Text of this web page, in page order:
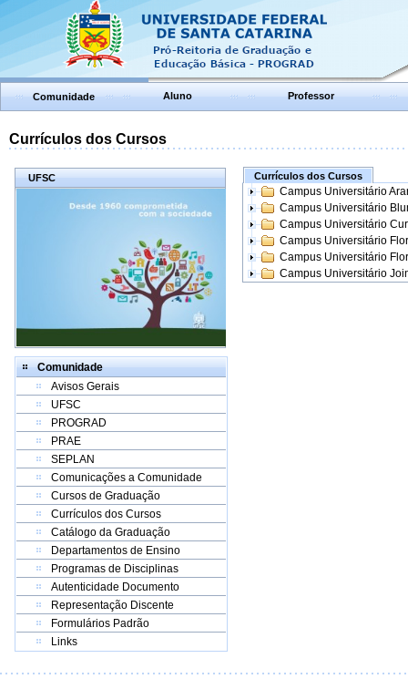
Comunidade Aluno Professor
Currículos dos Cursos
UFSC
Comunidade
Avisos Gerais
UFSC
PROGRAD
PRAE
SEPLAN
Comunicações a Comunidade
Cursos de Graduação
Currículos dos Cursos
Catálogo da Graduação
Departamentos de Ensino
Programas de Disciplinas
Autenticidade Documento
Representação Discente
Formulários Padrão
Links
Currículos dos Cursos
Campus Universitário
Campus Universitário
Campus Universitário
Campus Universitário
Campus Universitário
Campus Universitário